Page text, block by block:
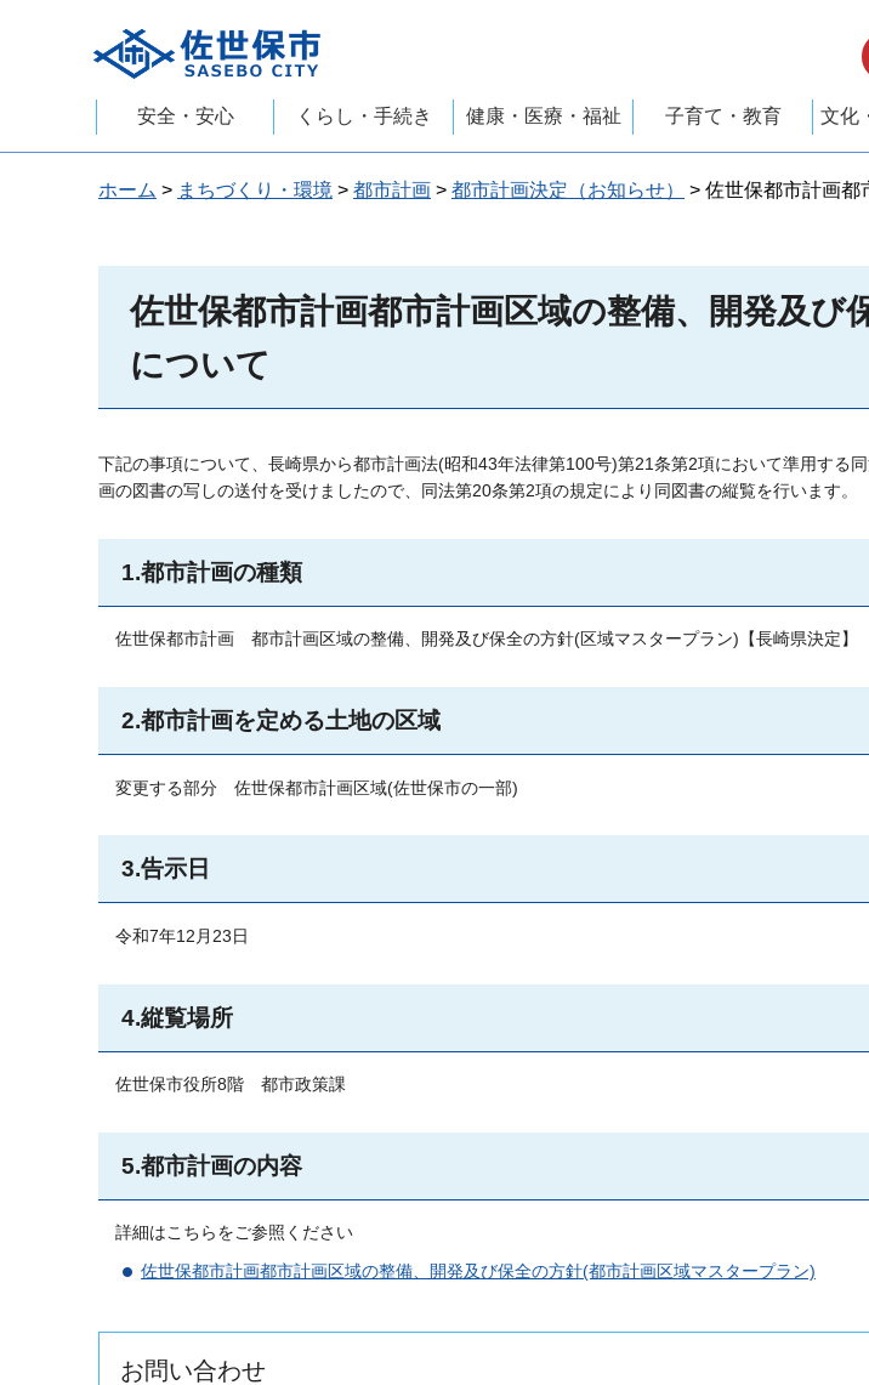
佐世保市
安全・安心 くらし・手続き 健康・医療・福祉 子育て・教育 文化
ホーム > まちづくり・環境 > 都市計画 > 都市計画決定（お知らせ） > 佐世保都市計画都
佐世保都市計画都市計画区域の整備、開発及び
について
下記の事項について、長崎県から都市計画法(昭和43年法律第100号)第21条第2項において準用する
画の図書の写しの送付を受けましたので、同法第20条第2項の規定により同図書の縦覧を行います。
1.都市計画の種類
佐世保都市計画 都市計画区域の整備、開発及び保全の方針(区域マスタープラン)【長崎県決定】
2.都市計画を定める土地の区域
変更する部分 佐世保都市計画区域(佐世保市の一部)
3.告示日
令和7年12月23日
4.縦覧場所
佐世保市役所8階 都市政策課
5.都市計画の内容
詳細はこちらをご参照ください
佐世保都市計画都市計画区域の整備、開発及び保全の方針(都市計画区域マスタープラン)
お問い合わせ